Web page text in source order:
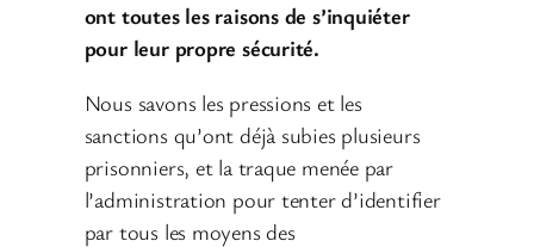
ont toutes les raisons de s’inquiéter
pour leur propre sécurité.
Nous savons les pressions et les
sanctions qu’ont déjà subies plusieurs
prisonniers, et la traque menée par
l’administration pour tenter d’identifier
par tous les moyens des